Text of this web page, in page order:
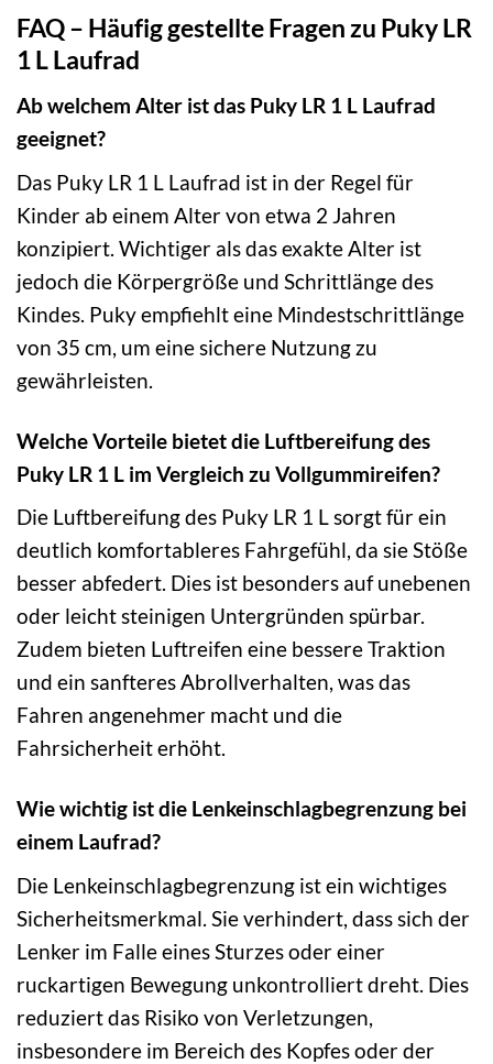
FAQ – Häufig gestellte Fragen zu Puky LR
1 L Laufrad
Ab welchem Alter ist das Puky LR 1 L Laufrad
geeignet?
Das Puky LR 1 L Laufrad ist in der Regel für
Kinder ab einem Alter von etwa 2 Jahren
konzipiert. Wichtiger als das exakte Alter ist
jedoch die Körpergröße und Schrittlänge des
Kindes. Puky empfiehlt eine Mindestschrittlänge
von 35 cm, um eine sichere Nutzung zu
gewährleisten.
Welche Vorteile bietet die Luftbereifung des
Puky LR 1 L im Vergleich zu Vollgummireifen?
Die Luftbereifung des Puky LR 1 L sorgt für ein
deutlich komfortableres Fahrgefühl, da sie Stöße
besser abfedert. Dies ist besonders auf unebenen
oder leicht steinigen Untergründen spürbar.
Zudem bieten Luftreifen eine bessere Traktion
und ein sanfteres Abrollverhalten, was das
Fahren angenehmer macht und die
Fahrsicherheit erhöht.
Wie wichtig ist die Lenkeinschlagbegrenzung bei
einem Laufrad?
Die Lenkeinschlagbegrenzung ist ein wichtiges
Sicherheitsmerkmal. Sie verhindert, dass sich der
Lenker im Falle eines Sturzes oder einer
ruckartigen Bewegung unkontrolliert dreht. Dies
reduziert das Risiko von Verletzungen,
insbesondere im Bereich des Kopfes oder der